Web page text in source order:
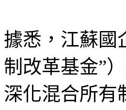
據悉，江蘇國
制改革基金”
深化混合所有